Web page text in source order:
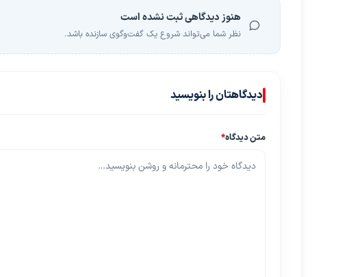
هنوز دیدگاهی ثبت نشده است
نظر شما می‌تواند شروع یک گفت‌وگوی سازنده باشد.
دیدگاهتان را بنویسید
متن دیدگاه*